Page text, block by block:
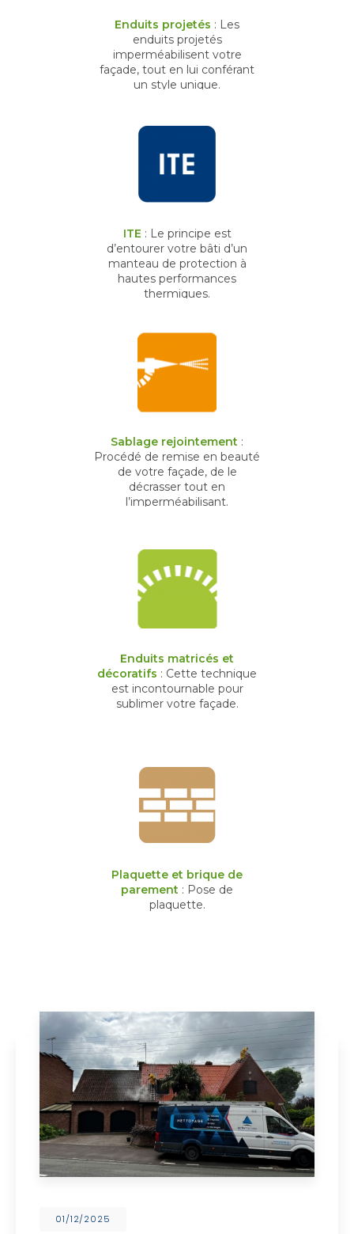
Enduits projetés : Les
enduits projetés
imperméabilisent votre
façade, tout en lui conférant
un style unique.
ITE : Le principe est
d’entourer votre bâti d’un
manteau de protection à
hautes performances
thermiques.
Sablage rejointement :
Procédé de remise en beauté
de votre façade, de le
décrasser tout en
l’imperméabilisant.
Enduits matricés et
décoratifs : Cette technique
est incontournable pour
sublimer votre façade.
Plaquette et brique de
parement : Pose de
plaquette.
01/12/2025